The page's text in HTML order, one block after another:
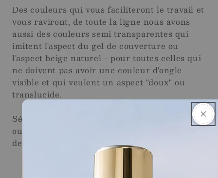
Des couleurs qui vous faciliteront le travail et
vous raviront, de toute la ligne nous avons
aussi des couleurs semi transparentes qui
imitent l'aspect du gel de couverture ou
l'aspect beige naturel - pour toutes celles qui
ne doivent pas avoir une couleur d'ongle
visible et qui veulent un aspect "doux" ou
translucide.
Séchage uniquement dans : combi UV / LED
ou lampe LED avec une puissance minimale
de 48 W - 90 sec.15.90